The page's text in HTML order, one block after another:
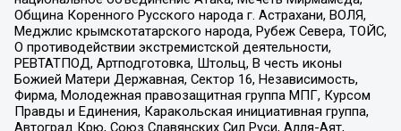
Община Коренного Русского народа г. Астрахани, ВОЛЯ,
Меджлис крымскотатарского народа, Рубеж Севера, ТОЙС,
О противодействии экстремистской деятельности,
РЕВТАТПОД, Артподготовка, Штольц, В честь иконы
Божией Матери Державная, Сектор 16, Независимость,
Фирма, Молодежная правозащитная группа МПГ, Курсом
Правды и Единения, Каракольская инициативная группа,
Автоград Крю, Союз Славянских Сил Руси, Алля-Аят,